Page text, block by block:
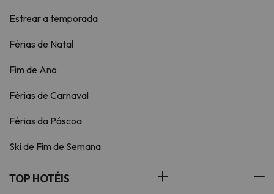
Estrear a temporada
Férias de Natal
Fim de Ano
Férias de Carnaval
Férias da Páscoa
Ski de Fim de Semana
TOP HOTÉIS